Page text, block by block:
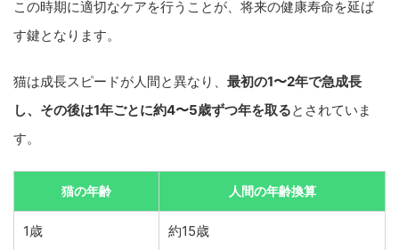
この時期に適切なケアを行うことが、将来の健康寿命を延ば
す鍵となります。
猫は成長スピードが人間と異なり、 最初の1〜2年で急成長
し、その後は1年ごとに約4〜5歳ずつ年を取るとされていま
す。
猫の年齢 人間の年齢換算
1歳 約15歳